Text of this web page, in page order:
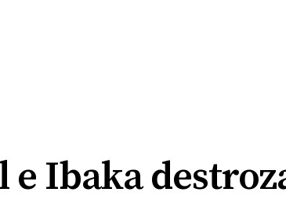
e Ibaka